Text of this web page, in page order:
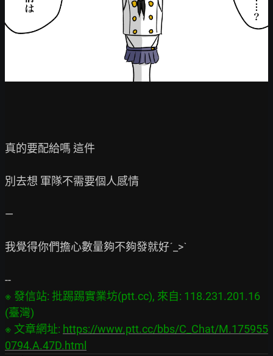
真的要配給嗎 這件
別去想 軍隊不需要個人感情
—
我覺得你們擔心數量夠不夠發就好ˊ_>ˋ
※ 發信站: 批踢踢實業坊(ptt.cc), 來自: 118.231.201.16
(臺灣)
※ 文章網址: https://www.ptt.cc/bbs/C_Chat/M.175955
0794.A.47D.html